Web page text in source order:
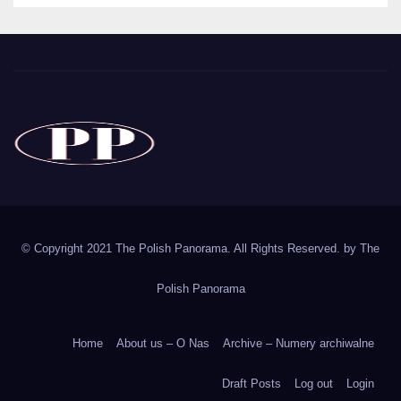
© Copyright 2021 The Polish Panorama. All Rights Reserved. by The
Polish Panorama
Home About us – O Nas Archive – Numery archiwalne
Draft Posts Log out Login